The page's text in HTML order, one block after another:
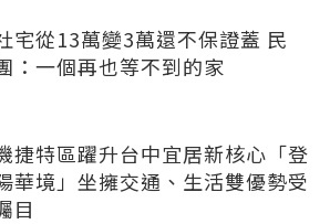
宅從13萬變3萬還不保證蓋 民
：一個再也等不到的家
捷特區躍升台中宜居新核心「登
華境」坐擁交通、生活雙優勢受
目